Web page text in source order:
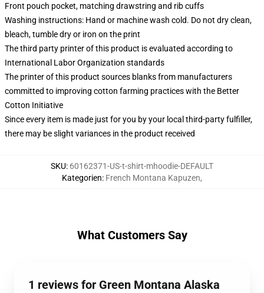
Front pouch pocket, matching drawstring and rib cuffs
Washing instructions: Hand or machine wash cold. Do not dry clean,
bleach, tumble dry or iron on the print
The third party printer of this product is evaluated according to
International Labor Organization standards
The printer of this product sources blanks from manufacturers
committed to improving cotton farming practices with the Better
Cotton Initiative
Since every item is made just for you by your local third-party fulfiller,
there may be slight variances in the product received
SKU: 60162371-US-t-shirt-mhoodie-DEFAULT
Kategorien: French Montana Kapuzen,
What Customers Say
1 reviews for Green Montana Alaska